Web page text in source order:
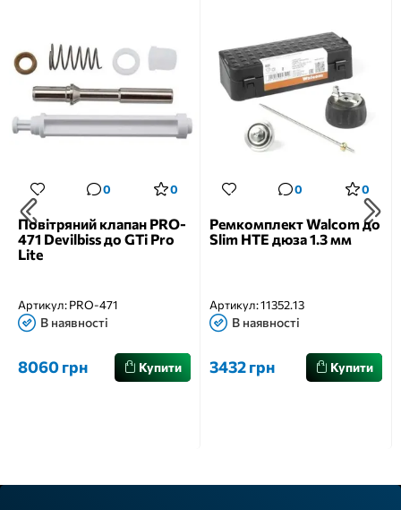
0 0
Повітряний клапан PRO-
471 Devilbiss до GTi Pro
Lite
Артикул:PRO-471
В наявності
8060 грн Купити
0 0
Ремкомплект Walcom до
Slim HTE дюза 1.3 мм
Артикул:11352.13
В наявності
3432 грн Купити